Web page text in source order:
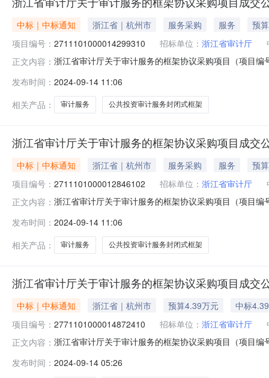
中标｜中标通知 浙江省｜杭州市 服务采购 服务
预
项目编号： 2711101000014299310 招标单位： 浙江省审计厅
正文内容： 浙江省审计厅关于审计服务的框架协议采购项目（项目
划编码:339900项目所在行政区划名称:浙江省本级报价
发布时间： 2024-09-14 11:06
相关产品：
审计服务 公共投资审计服务封闭式框架
浙江省审计厅关于审计服务的框架协议采购项目成交
中标｜中标通知 浙江省｜杭州市 服务采购 服务
预
项目编号： 2711101000012846102 招标单位： 浙江省审计厅
正文内容： 浙江省审计厅关于审计服务的框架协议采购项目（项目
划编码:339900项目所在行政区划名称:浙江省本级报价
发布时间： 2024-09-14 11:06
相关产品：
审计服务 公共投资审计服务封闭式框架
浙江省审计厅关于审计服务的框架协议采购项目成交
中标｜中标通知 浙江省｜杭州市 预算4.39万元
中标
项目编号： 2771101000014872410 招标单位： 浙江省审计厅
正文内容： 浙江省审计厅关于审计服务的框架协议采购项目（项目
划编码:339900项目所在行政区划名称:浙江省本级报价
发布时间： 2024-09-14 05:26